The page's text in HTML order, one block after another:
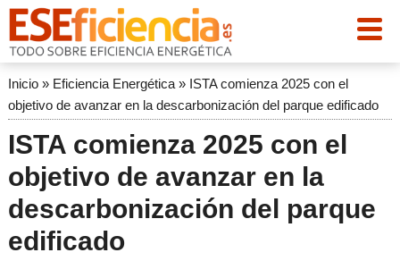
Inicio» Eficiencia Energética» ISTA comienza 2025 con el
objetivo de avanzar en la descarbonización del parque edificado
ISTA comienza 2025 con el
objetivo de avanzar en la
descarbonización del parque
edificado